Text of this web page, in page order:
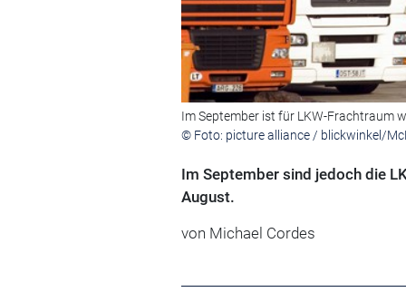
Im September ist für LKW-Frachtraum
© Foto: picture alliance / blickwinkel/
Im September sind jedoch die
August.
von Michael Cordes